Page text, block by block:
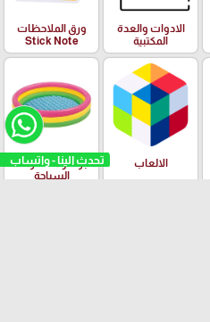
تحدث الينا - واتساب
الادوات والعدة
المكتبية
ورق الملاحظات
Stick Note
الالعاب
البرك ومستلزمات
السباحة